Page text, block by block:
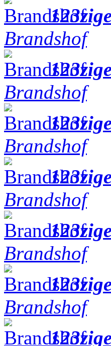
Brandshof
Brandshof
Brandshof
Brandshof
Brandshof
Brandshof